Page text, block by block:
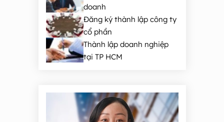
doanh
Đăng ký thành lập công ty
cổ phần
Thành lập doanh nghiệp
tại TP HCM